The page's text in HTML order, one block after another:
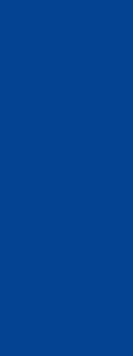
İSMAİL
Erkeklerin
Evvel Zaman